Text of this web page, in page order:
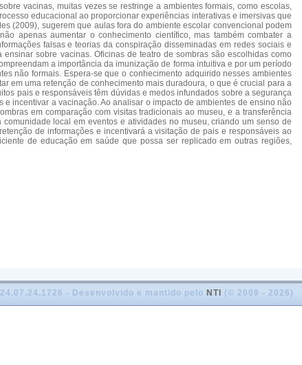
vacinas, muitas vezes se restringe a ambientes formais, como escolas,
educacional ao proporcionar experiências interativas e imersivas que
(2009), sugerem que aulas fora do ambiente escolar convencional podem
apenas aumentar o conhecimento científico, mas também combater a
falsas e teorias da conspiração disseminadas em redes sociais e
sobre vacinas. Oficinas de teatro de sombras são escolhidas como
a importância da imunização de forma intuitiva e por um período
não formais. Espera-se que o conhecimento adquirido nesses ambientes
em uma retenção de conhecimento mais duradoura, o que é crucial para a
pais e responsáveis têm dúvidas e medos infundados sobre a segurança
incentivar a vacinação. Ao analisar o impacto de ambientes de ensino não
em comparação com visitas tradicionais ao museu, e a transferência
local em eventos e atividades no museu, criando um senso de
de informações e incentivará a visitação de pais e responsáveis ao
de educação em saúde que possa ser replicado em outras regiões,
- Desenvolvido e mantido pelo NTI (© 2009 - 2026)